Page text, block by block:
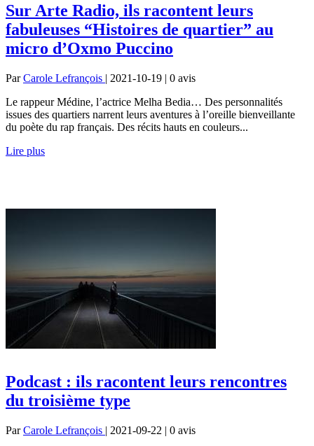
Sur Arte Radio, ils racontent leurs
fabuleuses “Histoires de quartier” au
micro d’Oxmo Puccino
ParCarole Lefrançois | 2021-10-19 | 0 avis
Le rappeur Médine, l’actrice Melha Bedia… Des personnalités
issues des quartiers narrent leurs aventures à l’oreille bienveillante
du poète du rap français. Des récits hauts en couleurs...
Lire plus
Podcast : ils racontent leurs rencontres
du troisième type
ParCarole Lefrançois | 2021-09-22 | 0 avis